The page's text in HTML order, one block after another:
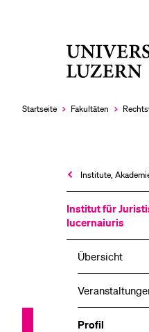
Startseite
Fakultäten
Institute,
Institut für
lucernaiuris
Übersicht
Profil
LETZTE
Sie haben noch